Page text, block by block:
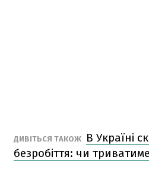
ДИВІТЬСЯ ТАКОЖ
В Україні
безробіття: чи